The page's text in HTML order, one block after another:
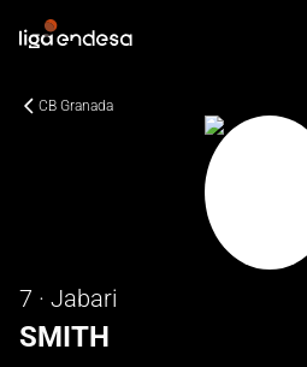
CB Granada
7 · Jabari
SMITH